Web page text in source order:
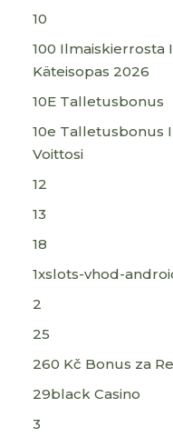
10
100 Ilmaiskierrosta
Käteisopas 2026
10E Talletusbonus
10e Talletusbonus
Voittosi
12
13
18
1xslots-vhod-
2
25
260 Kč Bonus za
29black Casino
3